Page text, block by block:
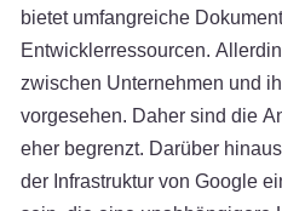
bietet umfangreiche
Entwicklerressourcen.
zwischen Unternehmen und
vorgesehen. Daher sind die
eher begrenzt. Darüber
der Infrastruktur von Google